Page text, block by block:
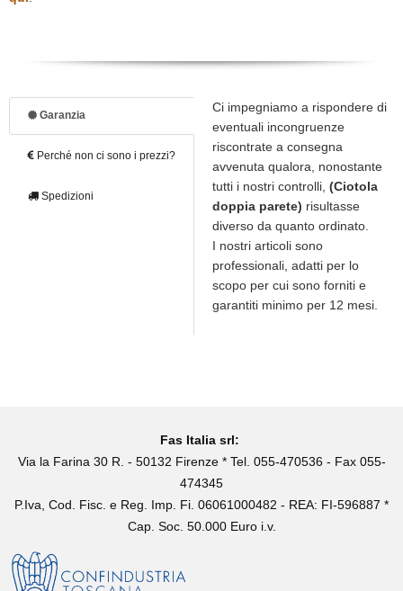
Garanzia
Perché non ci sono i prezzi?
Spedizioni
Ci impegniamo a rispondere di
eventuali incongruenze
riscontrate a consegna
avvenuta qualora, nonostante
tutti i nostri controlli, (Ciotola
doppia parete) risultasse
diverso da quanto ordinato.
I nostri articoli sono
professionali, adatti per lo
scopo per cui sono forniti e
garantiti minimo per 12 mesi.
Fas Italia srl:
Via la Farina 30 R. - 50132 Firenze * Tel. 055-470536 - Fax 055-
474345
P.Iva, Cod. Fisc. e Reg. Imp. Fi. 06061000482 - REA: FI-596887 *
Cap. Soc. 50.000 Euro i.v.